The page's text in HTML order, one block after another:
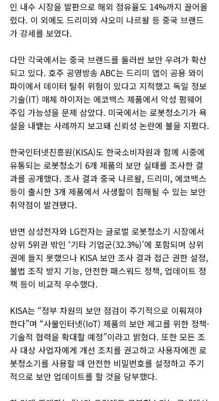
인 내수 시장을 발판으로 해외 점유율도 14%까지 끌어올
렸다. 이 외에도 드리미와 샤오미 나르왈 등 중국 브랜드
가 강세를 보였다.
다만 각국에서는 중국 브랜드를 둘러싼 보안 우려가 확산
되고 있다. 호주 공영방송 ABC는 드리미 앱이 공용 와이
파이에서 데이터 탈취 위험이 있다고 지적했고 독일 정보
기술(IT) 매체 하이저는 에코백스 제품에서 악성 펌웨어
주입 가능성을 문제 삼았다. 미국에서는 로봇청소기가 욕
설을 내뱉는 사례까지 보고돼 신뢰성 논란에 불을 지폈다.
한국인터넷진흥원(KISA)도 한국소비자원과 함께 시중에
유통되는 로봇청소기 6개 제품의 보안 실태를 조사한 결
과를 공개했다. 조사 결과 중국 나르왈, 드리미, 에코백스
등이 출시한 3개 제품에서 사생활이 침해될 수 있는 보안
취약점이 발견됐다.
반면 삼성전자와 LG전자는 글로벌 로봇청소기 시장에서
상위 5위권 밖인 ‘기타 기업군(32.3%)’에 포함되며 상위
권에 들지 못했으나 KISA 보안 조사 결과 접근 권한 설정,
불법 조작 방지 기능, 안전한 패스워드 정책, 업데이트 정
책 등이 비교적 우수했다.
KISA는 “정부 차원의 보안 점검이 주기적으로 이뤄져야
한다”며 “사물인터넷(IoT) 제품의 보안 제고를 위한 정책·
기술적 협력을 확대할 예정”이라고 밝혔다. 또한 모든 조
사 대상 사업자에게 개선 조치를 권고하고 사용자에겐 로
봇청소기를 사용할 때 안전한 비밀번호를 설정하고 주기
적으로 보안 업데이트를 할 것을 당부했다.